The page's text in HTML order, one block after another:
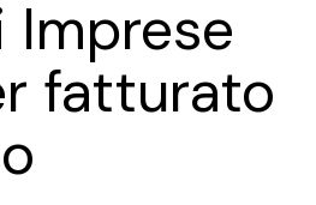
Imprese
fatturato